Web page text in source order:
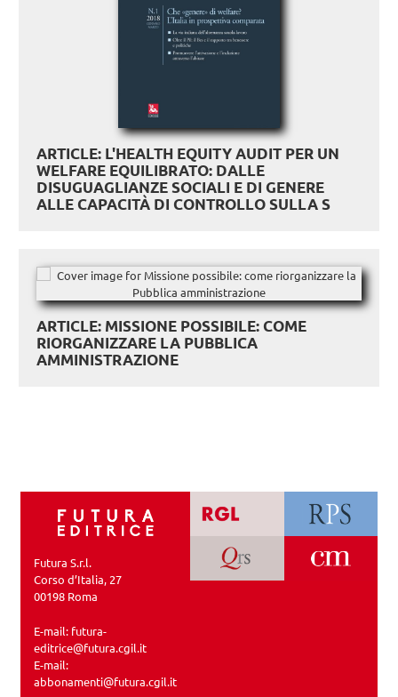
ARTICLE: L'HEALTH EQUITY AUDIT PER UN
WELFARE EQUILIBRATO: DALLE
DISUGUAGLIANZE SOCIALI E DI GENERE
ALLE CAPACITÀ DI CONTROLLO SULLA S
ARTICLE: MISSIONE POSSIBILE: COME
RIORGANIZZARE LA PUBBLICA
AMMINISTRAZIONE
Futura S.r.l.
Corso d’Italia, 27
00198 Roma
E-mail: futura-
editrice@futura.cgil.it
E-mail:
abbonamenti@futura.cgil.it